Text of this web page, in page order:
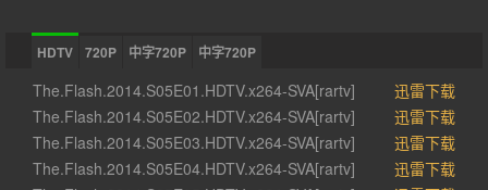
HDTV 720P 中字720P 中字720P
The.Flash.2014.S05E01.HDTV.x264-SVA[rartv]
迅雷下载
The.Flash.2014.S05E02.HDTV.x264-SVA[rartv]
迅雷下载
The.Flash.2014.S05E03.HDTV.x264-SVA[rartv]
迅雷下载
The.Flash.2014.S05E04.HDTV.x264-SVA[rartv]
迅雷下载